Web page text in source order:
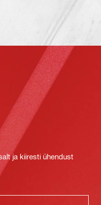
ja kiiresti ühendust